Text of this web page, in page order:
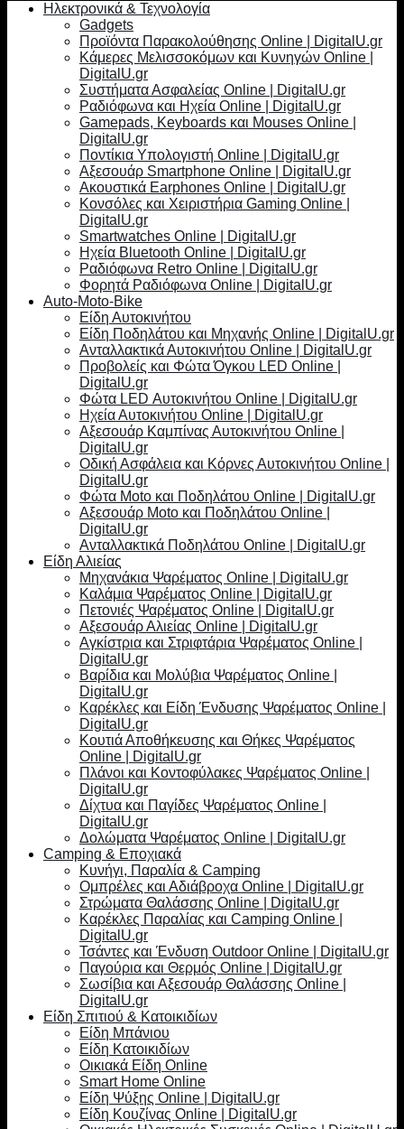
Ηλεκτρονικά & Τεχνολογία
Gadgets
Προϊόντα Παρακολούθησης Online | DigitalU.gr
Κάμερες Μελισσοκόμων και Κυνηγών Online |
DigitalU.gr
Συστήματα Ασφαλείας Online | DigitalU.gr
Ραδιόφωνα και Ηχεία Online | DigitalU.gr
Gamepads, Keyboards και Mouses Online |
DigitalU.gr
Ποντίκια Υπολογιστή Online | DigitalU.gr
Αξεσουάρ Smartphone Online | DigitalU.gr
Ακουστικά Earphones Online | DigitalU.gr
Κονσόλες και Χειριστήρια Gaming Online |
DigitalU.gr
Smartwatches Online | DigitalU.gr
Ηχεία Bluetooth Online | DigitalU.gr
Ραδιόφωνα Retro Online | DigitalU.gr
Φορητά Ραδιόφωνα Online | DigitalU.gr
Auto-Moto-Bike
Είδη Αυτοκινήτου
Είδη Ποδηλάτου και Μηχανής Online | DigitalU.gr
Ανταλλακτικά Αυτοκινήτου Online | DigitalU.gr
Προβολείς και Φώτα Όγκου LED Online |
DigitalU.gr
Φώτα LED Αυτοκινήτου Online | DigitalU.gr
Ηχεία Αυτοκινήτου Online | DigitalU.gr
Αξεσουάρ Καμπίνας Αυτοκινήτου Online |
DigitalU.gr
Οδική Ασφάλεια και Κόρνες Αυτοκινήτου Online |
DigitalU.gr
Φώτα Moto και Ποδηλάτου Online | DigitalU.gr
Αξεσουάρ Moto και Ποδηλάτου Online |
DigitalU.gr
Ανταλλακτικά Ποδηλάτου Online | DigitalU.gr
Είδη Αλιείας
Μηχανάκια Ψαρέματος Online | DigitalU.gr
Καλάμια Ψαρέματος Online | DigitalU.gr
Πετονιές Ψαρέματος Online | DigitalU.gr
Αξεσουάρ Αλιείας Online | DigitalU.gr
Αγκίστρια και Στριφτάρια Ψαρέματος Online |
DigitalU.gr
Βαρίδια και Μολύβια Ψαρέματος Online |
DigitalU.gr
Καρέκλες και Είδη Ένδυσης Ψαρέματος Online |
DigitalU.gr
Κουτιά Αποθήκευσης και Θήκες Ψαρέματος
Online | DigitalU.gr
Πλάνοι και Κοντοφύλακες Ψαρέματος Online |
DigitalU.gr
Δίχτυα και Παγίδες Ψαρέματος Online |
DigitalU.gr
Δολώματα Ψαρέματος Online | DigitalU.gr
Camping & Εποχιακά
Κυνήγι, Παραλία & Camping
Ομπρέλες και Αδιάβροχα Online | DigitalU.gr
Στρώματα Θαλάσσης Online | DigitalU.gr
Καρέκλες Παραλίας και Camping Online |
DigitalU.gr
Τσάντες και Ένδυση Outdoor Online | DigitalU.gr
Παγούρια και Θερμός Online | DigitalU.gr
Σωσίβια και Αξεσουάρ Θαλάσσης Online |
DigitalU.gr
Είδη Σπιτιού & Κατοικιδίων
Είδη Μπάνιου
Είδη Κατοικιδίων
Οικιακά Είδη Online
Smart Home Online
Είδη Ψύξης Online | DigitalU.gr
Είδη Κουζίνας Online | DigitalU.gr